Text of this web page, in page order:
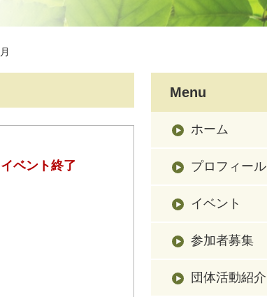
イベント終了
Menu
ホーム
プロフィール
イベント
参加者募集
団体活動紹介